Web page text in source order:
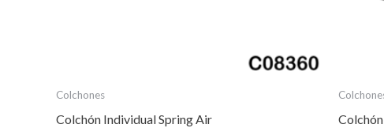
Colchones
Colchón Individual Spring Air